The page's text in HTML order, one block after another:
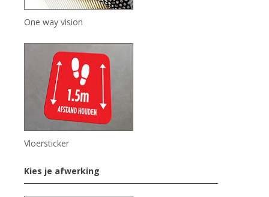
One way vision
Vloersticker
Kies je afwerking